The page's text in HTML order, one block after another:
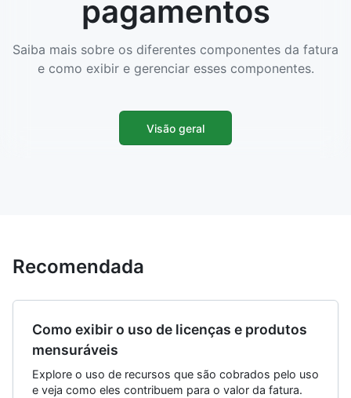
pagamentos
Saiba mais sobre os diferentes componentes da fatura
e como exibir e gerenciar esses componentes.
Visão geral
Recomendada
Como exibir o uso de licenças e produtos
mensuráveis
Explore o uso de recursos que são cobrados pelo uso
e veja como eles contribuem para o valor da fatura.